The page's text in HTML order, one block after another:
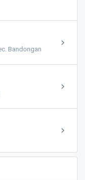
Bandongan